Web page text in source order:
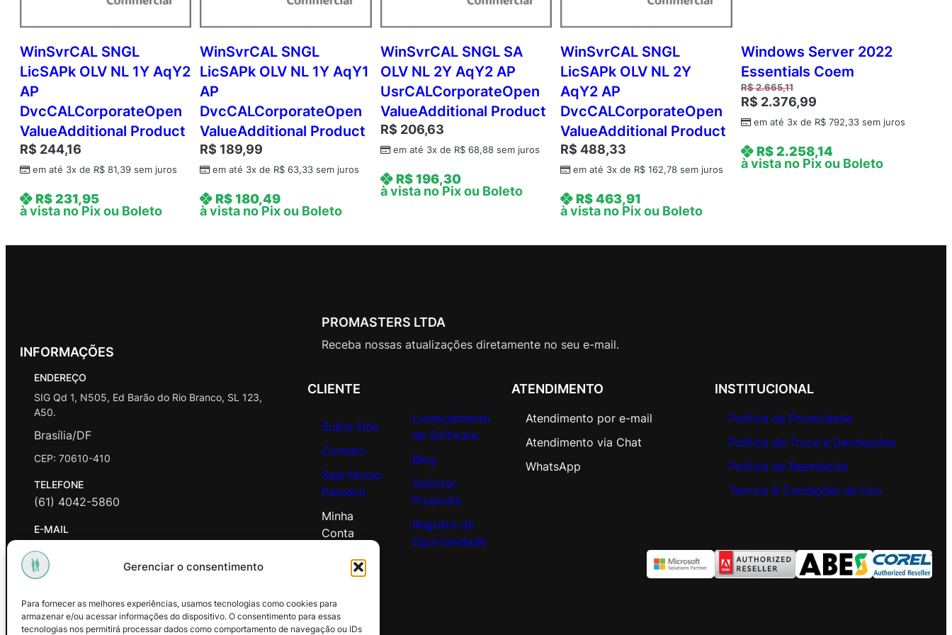
Gerenciar o consentimento
Para fornecer as melhores experiências, usamos tecnologias como cookies para
armazenar e/ou acessar informações do dispositivo. O consentimento para essas
tecnologias nos permitirá processar dados como comportamento de navegação ou IDs
P
U
s
r
C
A
L
C
r
p
WinSvrCAL SNGL
LicSAPk OLV NL 1Y AqY2
AP
DvcCALCorporateOpen
ValueAdditional Product
R$ 244,16
em até 3x de R$ 81,39 sem juros
R$231,95
à vista no Pix ou Boleto
WinSvrCAL SNGL
LicSAPk OLV NL 1Y AqY1
AP
DvcCALCorporateOpen
ValueAdditional Product
R$ 189,99
em até 3x de R$ 63,33 sem juros
R$180,49
à vista no Pix ou Boleto
WinSvrCAL SNGL SA
OLV NL 2Y AqY2 AP
UsrCALCorporateOpen
ValueAdditional Product
R$ 206,63
em até 3x de R$68,88sem juros
R$196,30
à vista no Pix ou Boleto
WinSvrCAL SNGL
LicSAPk OLV NL 2Y
AqY2 AP
DvcCALCorporateOpen
ValueAdditional Product
R$ 488,33
em até 3x de R$ 162,78 sem juros
R$463,91
à vista no Pix ou Boleto
Windows Server 2022
Essentials Coem
R$2.665,11
R$ 2.376,99
em até 3x de R$792,33sem juros
R$2.258,14
à vista no Pix ou Boleto
INFORMAÇÕES
ENDEREÇO
SIG Qd 1, N505, Ed Barão do Rio Branco, SL 123,
A50.
Brasília/DF
CEP: 70610-410
TELEFONE
(61) 4042-5860
E-MAIL
contato@promasters.net.br
HORÁRIO DE ATENDIMENTO
Facebook Instagram Youtube
PROMASTERS LTDA
Receba nossas atualizações diretamente no seu e-mail.
CLIENTE
Sobre Nós
Contato
Seja Nosso
Parceiro
Minha
Conta
Licenciamento
de Software
Blog
Solicitar
Proposta
Registro de
Oportunidade
ATENDIMENTO
Atendimento por e-mail
Atendimento via Chat
WhatsApp
INSTITUCIONAL
Política de Privacidade
Política de Troca e Devoluções
Política de Reembolso
Termos & Condições de Uso